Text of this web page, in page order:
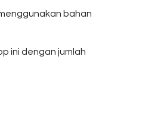
bahan
ini dengan jumlah